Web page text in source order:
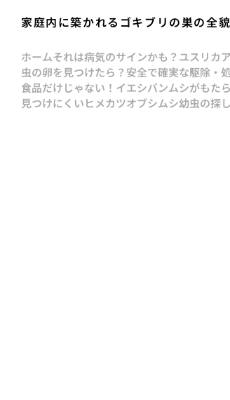
家庭内に築かれるゴキブリの巣の全貌
ホームそれは病気のサインかも？ユスリカ
虫の卵を見つけたら？安全で確実な駆除・
食品だけじゃない！イエシバンムシがもた
見つけにくいヒメカツオブシムシ幼虫の探